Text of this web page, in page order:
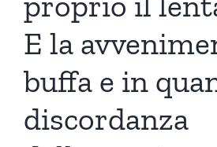
E la
buffa e in
discordanza